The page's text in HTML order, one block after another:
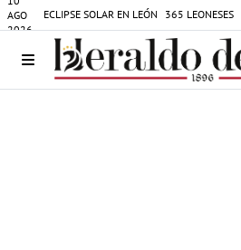
AGO
2026
ECLIPSE SOLAR EN LEÓN 365 LEONESES